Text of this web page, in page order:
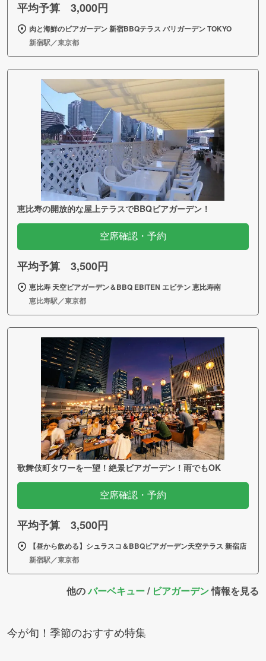
平均予算 3,000円
肉と海鮮のビアガーデン 新宿BBQテラス バリガーデン TOKYO
新宿駅／東京都
恵比寿の開放的な屋上テラスでBBQビアガーデン！
空席確認・予約
平均予算 3,500円
恵比寿 天空ビアガーデン＆BBQ EBITEN エビテン 恵比寿南
恵比寿駅／東京都
歌舞伎町タワーを一望！絶景ビアガーデン！雨でもOK
空席確認・予約
平均予算 3,500円
【昼から飲める】シュラスコ＆BBQビアガーデン天空テラス 新宿店
新宿駅／東京都
他のバーベキュー/ ビアガーデン情報を見る
今が旬！季節のおすすめ特集